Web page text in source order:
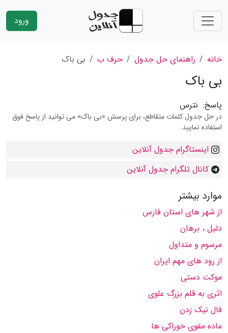
ورود
خانه راهنمای حل جدول حرف ب بی باک
بی باک
پاسخ: نترس
در حل جدول کلمات متقاطع، برای پرسش «بی باک» می توانید از پاسخ فوق
استفاده نمایید.
اینستاگرام جدول آنلاین
کانال تلگرام جدول آنلاین
موارد بیشتر
از شهر های استان فارس
دليل ، برهان
مرسوم و متداول
از رود های مهم ایران
موکت دستی
اثری به قلم بزرگ علوی
فال نیک زدن
ماده مقوی خوراکی ها